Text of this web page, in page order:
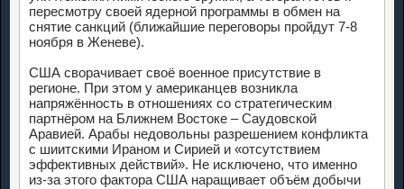
пересмотру своей ядерной программы в обмен на
снятие санкций (ближайшие переговоры пройдут 7-8
ноября в Женеве).
США сворачивает своё военное присутствие в
регионе. При этом у американцев возникла
напряжённость в отношениях со стратегическим
партнёром на Ближнем Востоке – Саудовской
Аравией. Арабы недовольны разрешением конфликта
с шиитскими Ираном и Сирией и «отсутствием
эффективных действий». Не исключено, что именно
из-за этого фактора США наращивает объём добычи